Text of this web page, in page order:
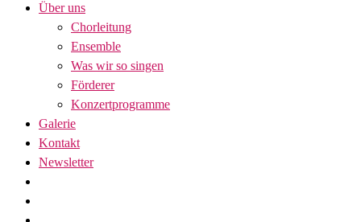
Über uns
Chorleitung
Ensemble
Was wir so singen
Förderer
Konzertprogramme
Galerie
Kontakt
Newsletter